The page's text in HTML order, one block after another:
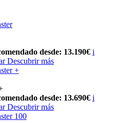
desde: 13.190€ i
Descubrir más
+
desde: 13.690€ i
Descubrir más
100